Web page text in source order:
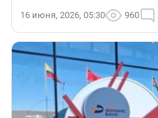
16 июня, 2026, 05:30 960